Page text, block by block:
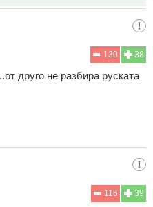
38
130
друго не разбира руската
39
116